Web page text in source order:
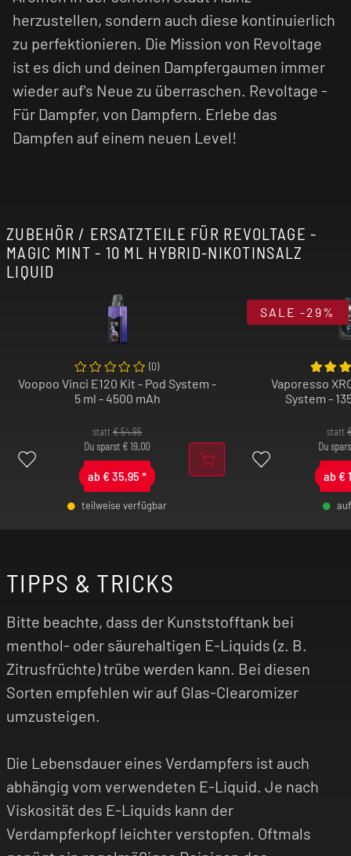
herzustellen, sondern auch diese kontinuierlich
zu perfektionieren. Die Mission von Revoltage
ist es dich und deinen Dampfergaumen immer
wieder auf's Neue zu überraschen. Revoltage -
Für Dampfer, von Dampfern. Erlebe das
Dampfen auf einem neuen Level!
ZUBEHÖR / ERSATZTEILE FÜR REVOLTAGE -
MAGIC MINT - 10 ML HYBRID-NIKOTINSALZ
LIQUID
statt€54,95
Du sparst € 19,00
ab € 35,95 *
teilweise verfügbar
(0)
Voopoo Vinci E120 Kit - Pod System -
5 ml - 4500 mAh
statt
Du
ab €
Vaporesso
System -
SALE -29%
TIPPS & TRICKS
Bitte beachte, dass der Kunststofftank bei
menthol- oder säurehaltigen E-Liquids (z. B.
Zitrusfrüchte) trübe werden kann. Bei diesen
Sorten empfehlen wir auf Glas-Clearomizer
umzusteigen.
Die Lebensdauer eines Verdampfers ist auch
abhängig vom verwendeten E-Liquid. Je nach
Viskosität des E-Liquids kann der
Verdampferkopf leichter verstopfen. Oftmals